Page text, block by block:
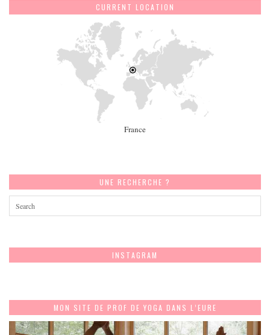
CURRENT LOCATION
France
UNE RECHERCHE ?
INSTAGRAM
MON SITE DE PROF DE YOGA DANS L’EURE